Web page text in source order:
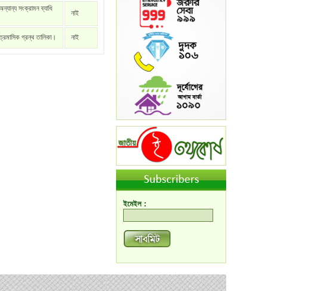
সংক্রামন ব্যাধি
নাই
গ্রন্থ তালিকা। নাই
ইমেইল :